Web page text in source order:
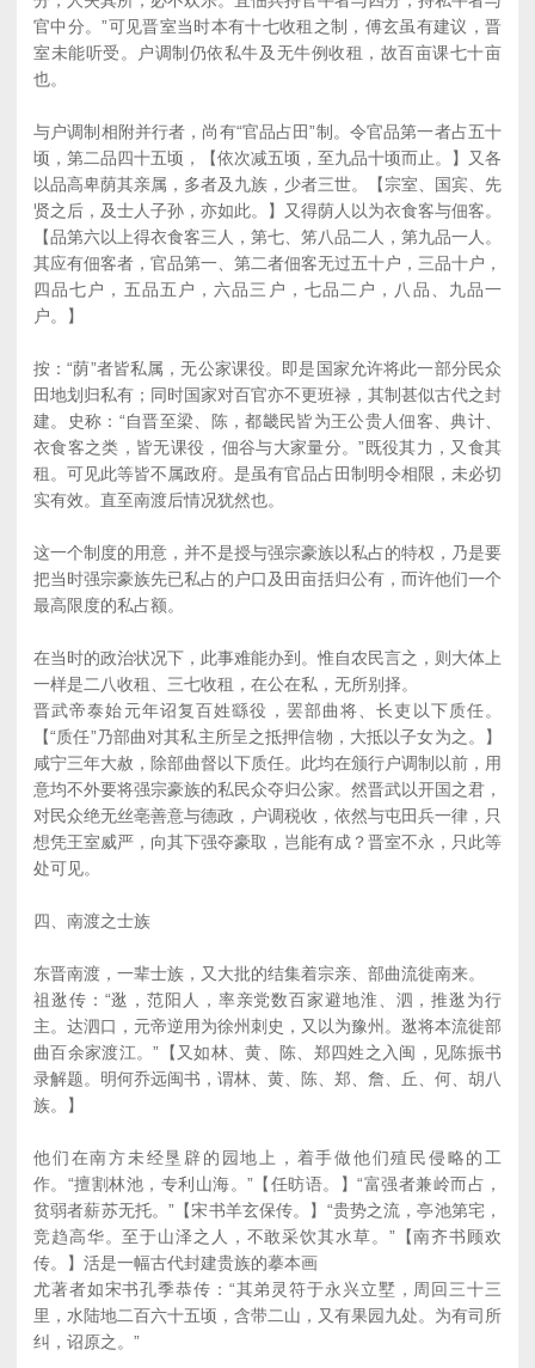
官中分。”可见晋室当时本有十七收租之制，傅玄虽有建议，晋
室未能听受。户调制仍依私牛及无牛例收租，故百亩课七十亩
也。
与户调制相附并行者，尚有“官品占田”制。令官品第一者占五十
顷，第二品四十五顷，【依次减五顷，至九品十顷而止。】又各
以品高卑荫其亲属，多者及九族，少者三世。【宗室、国宾、先
贤之后，及士人子孙，亦如此。】又得荫人以为衣食客与佃客。
【品第六以上得衣食客三人，第七、笫八品二人，第九品一人。
其应有佃客者，官品第一、第二者佃客无过五十户，三品十户，
四品七户，五品五户，六品三户，七品二户，八品、九品一
户。】
按：“荫”者皆私属，无公家课役。即是国家允许将此一部分民众
田地划归私有；同时国家对百官亦不更班禄，其制甚似古代之封
建。史称：“自晋至梁、陈，都畿民皆为王公贵人佃客、典计、
衣食客之类，皆无课役，佃谷与大家量分。”既役其力，又食其
租。可见此等皆不属政府。是虽有官品占田制明令相限，未必切
实有效。直至南渡后情况犹然也。
这一个制度的用意，并不是授与强宗豪族以私占的特权，乃是要
把当时强宗豪族先已私占的户口及田亩括归公有，而许他们一个
最高限度的私占额。
在当时的政治状况下，此事难能办到。惟自农民言之，则大体上
一样是二八收租、三七收租，在公在私，无所别择。
晋武帝泰始元年诏复百姓繇役，罢部曲将、长吏以下质任。
【“质任”乃部曲对其私主所呈之抵押信物，大抵以子女为之。】
咸宁三年大赦，除部曲督以下质任。此均在颁行户调制以前，用
意均不外要将强宗豪族的私民众夺归公家。然晋武以开国之君，
对民众绝无丝亳善意与德政，户调税收，依然与屯田兵一律，只
想凭王室威严，向其下强夺豪取，岂能有成？晋室不永，只此等
处可见。
四、南渡之士族
东晋南渡，一辈士族，又大批的结集着宗亲、部曲流徙南来。
祖逖传：“逖，范阳人，率亲党数百家避地淮、泗，推逖为行
主。达泗口，元帝逆用为徐州刺史，又以为豫州。逖将本流徙部
曲百余家渡江。”【又如林、黄、陈、郑四姓之入闽，见陈振书
录解题。明何乔远闽书，谓林、黄、陈、郑、詹、丘、何、胡八
族。】
他们在南方未经垦辟的园地上，着手做他们殖民侵略的工
作。“擅割林池，专利山海。”【任昉语。】“富强者兼岭而占，
贫弱者薪苏无托。”【宋书羊玄保传。】“贵势之流，亭池第宅，
竞趋高华。至于山泽之人，不敢采饮其水草。”【南齐书顾欢
传。】活是一幅古代封建贵族的摹本画
尤著者如宋书孔季恭传：“其弟灵符于永兴立墅，周回三十三
里，水陆地二百六十五顷，含带二山，又有果园九处。为有司所
纠，诏原之。”